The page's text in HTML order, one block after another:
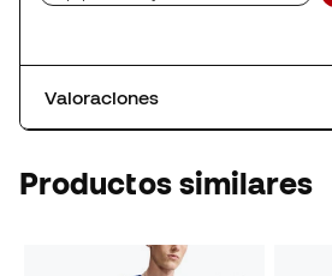
Valoraciones
Productos similares